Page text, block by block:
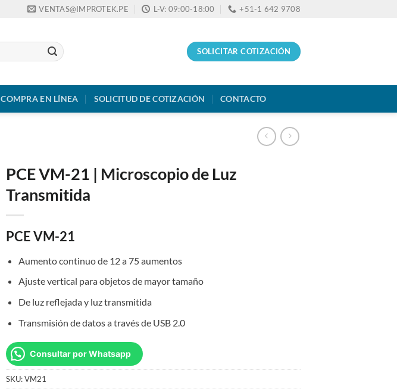
VENTAS@IMPROTEK.PE L-V: 09:00-18:00 +51-1 642 9708
SOLICITAR COTIZACIÓN
COMPRA EN LÍNEA SOLICITUD DE COTIZACIÓN CONTACTO
PCE VM-21 | Microscopio de Luz
Transmitida
PCE VM-21
Aumento continuo de 12 a 75 aumentos
Ajuste vertical para objetos de mayor tamaño
De luz reflejada y luz transmitida
Transmisión de datos a través de USB 2.0
Consultar por Whatsapp
SKU:VM21